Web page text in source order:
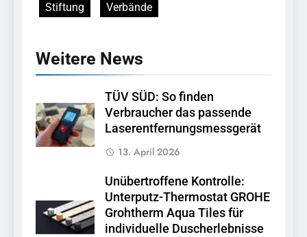
Stiftung
Verbände
Weitere News
TÜV SÜD: So finden
Verbraucher das passende
Laserentfernungsmessgerät
13. April 2026
Unübertroffene Kontrolle:
Unterputz-Thermostat GROHE
Grohtherm Aqua Tiles für
individuelle Duscherlebnisse